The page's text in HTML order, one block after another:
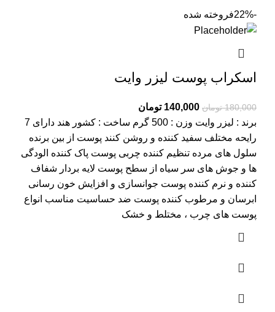
-22% فروخته شده
اسکراب پوست لیزر وایت
180,000 تومان Original
price
was:
180,000 تومان.
140,000 تومان
price
is:
140,000 تومان.
برند : لیزر وایت وزن : 500 گرم ساخت : کشور هند دارای 7
رایحه مختلف سفید کننده و روشن کنند پوست از بین برنده
سلول های مرده تنظیم کننده چربی پوست پاک کننده الودگی
ها و جوش های سر سیاه از سطح پوست لایه بردار شفاف
کننده و نرم کننده پوست جوانسازی و افزایش خون رسانی
ابرسان و مرطوب کننده پوست ضد حساسیت مناسب انواع
پوست های چرب ، مختلط و خشک